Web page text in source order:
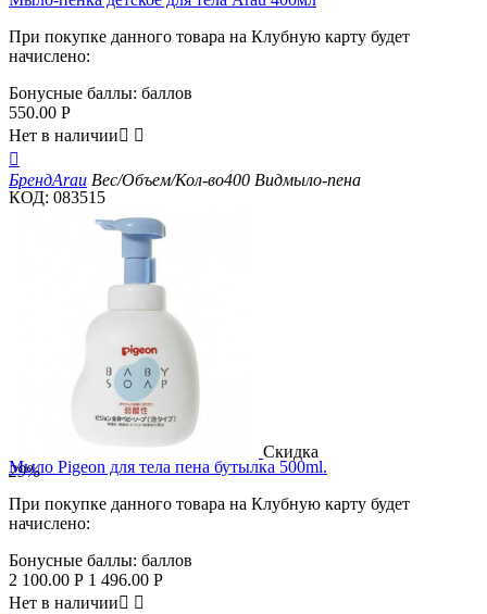
При покупке данного товара на Клубную карту будет
начислено:
Бонусные баллы: баллов
550.00 Р
Нет в наличии 

БрендArau Вес/Объем/Кол-во400 Видмыло-пена
КОД: 083515
Скидка
29%
Мыло Pigeon для тела пена бутылка 500ml.
При покупке данного товара на Клубную карту будет
начислено:
Бонусные баллы: баллов
2 100.00 Р 1 496.00 Р
Нет в наличии 